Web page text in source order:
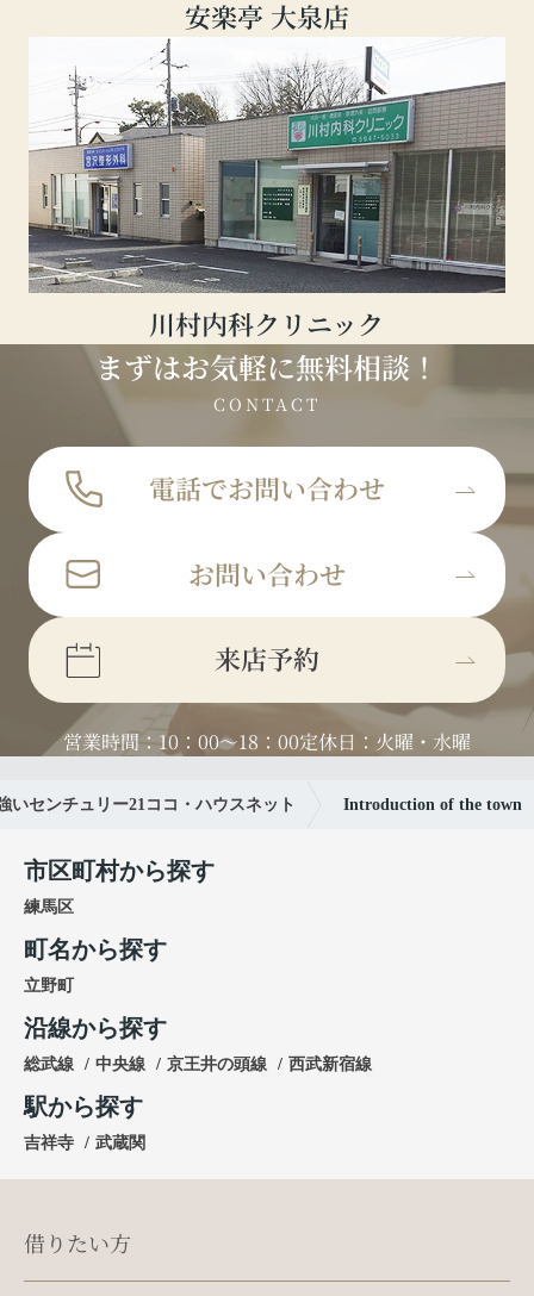
安楽亭 大泉店
川村内科クリニック
まずはお気軽に無料相談！
CONTACT
電話でお問い合わせ
お問い合わせ
来店予約
営業時間：10：00～18：00定休日：火曜・水曜
センチュリー21ココ・ハウスネット Introduction of the town
市区町村から探す
練馬区
町名から探す
立野町
沿線から探す
総武線 中央線 京王井の頭線 西武新宿線
駅から探す
吉祥寺 武蔵関
借りたい方